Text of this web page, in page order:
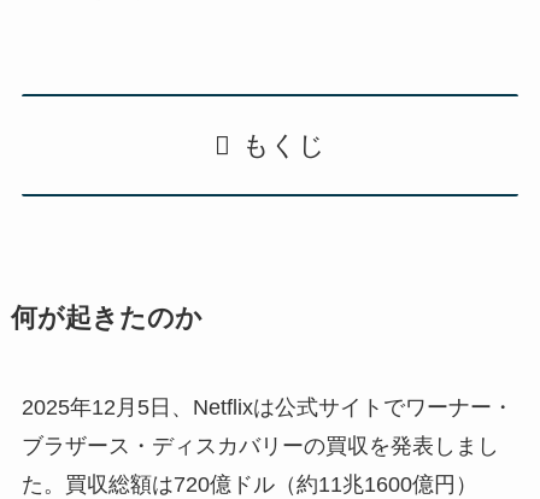
もくじ
何が起きたのか
2025年12月5日、Netflixは公式サイトでワーナー・
ブラザース・ディスカバリーの買収を発表しまし
た。買収総額は720億ドル（約11兆1600億円）